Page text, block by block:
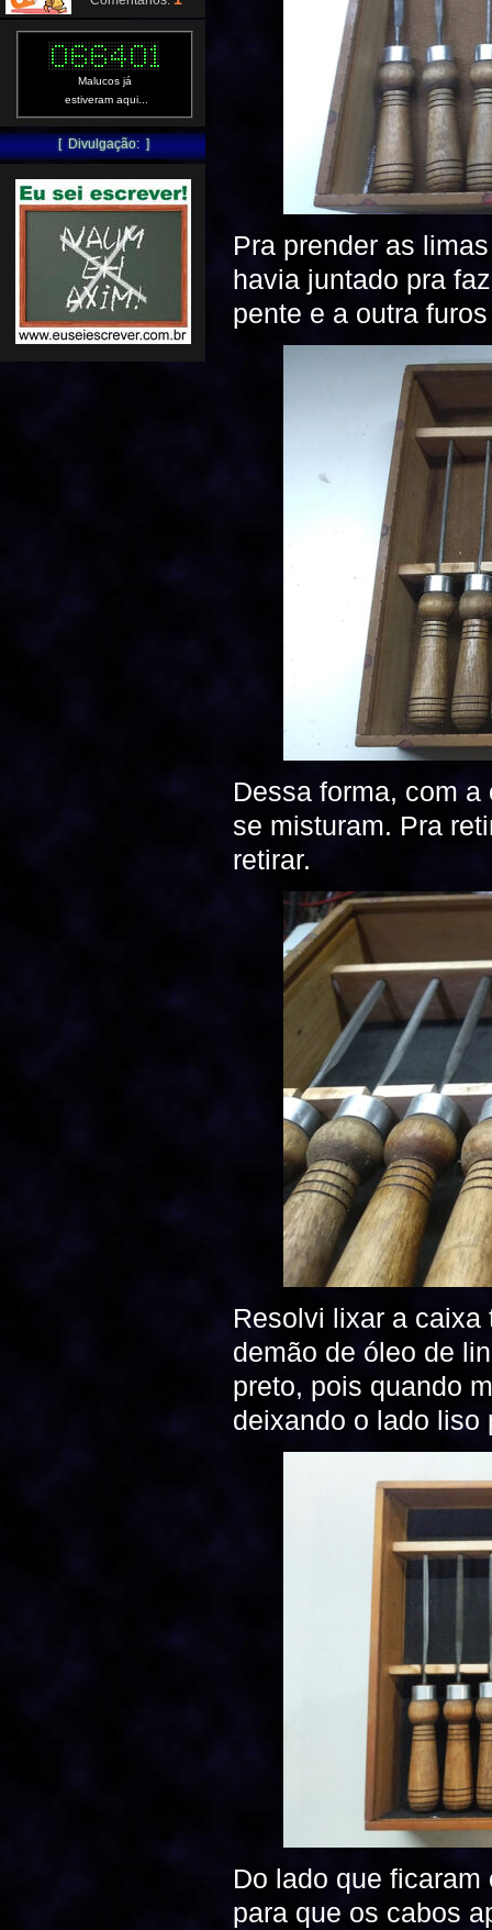
Pra prender as
havia juntado pra
pente e a outra
Dessa forma, com
se misturam. Pra
retirar.
Resolvi lixar a caixa
demão de óleo de
preto, pois quando
deixando o lado liso
Do lado que
para que os cabos
Malucos já
estiveram aqui...
[ Divulgação: ]